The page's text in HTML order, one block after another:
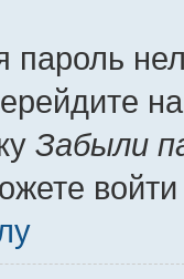
пароль
Забыли